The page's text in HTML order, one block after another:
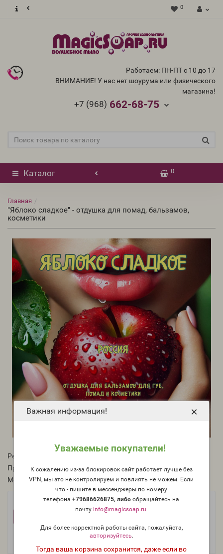
Важная информация!
Уважаемые покупатели!
К сожалению из-за блокировок сайт работает лучше без
VPN, мы это не контролируем и повлиять не можем. Если
что - пишите в мессенджеры по номеру
телефона+79686626875, либообращайтесь на
почту info@magicsoap.ru
Для более корректной работы сайта, пожалуйста,
авторизуйтесь.
Тогда ваша корзина сохранится, даже если во
×
0
Работаем: ПН-ПТ с 10 до 17
ВНИМАНИЕ! У нас нет шоурума или физического
магазина!
+7 (968) 662-68-75
Каталог 0
Главная
"Яблоко сладкое" - отдушка для помад, бальзамов,
косметики
Рейтинг:
Производитель:
Россия
Модель:
O-802-RU-V
Фасовка:
5 мл (пробник) +58 руб.